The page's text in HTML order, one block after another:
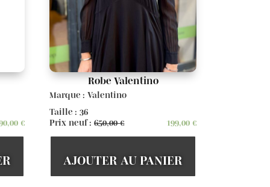
€
Robe Valentino
Marque : Valentino
Taille : 36
Prix neuf :650,00€ 199,00 €
AJOUTER AU PANIER